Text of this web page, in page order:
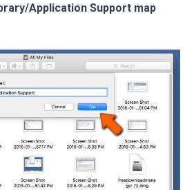
Application Support map